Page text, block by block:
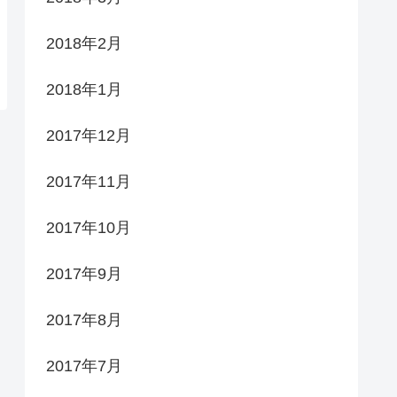
2018年2月
2018年1月
2017年12月
2017年11月
2017年10月
2017年9月
2017年8月
2017年7月